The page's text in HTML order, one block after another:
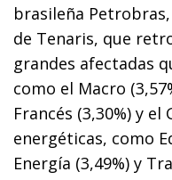
brasileña
de Tenaris, que
grandes afectadas
como el Macro
Francés (3,30%) y el
energéticas, como
Energía (3,49%) y